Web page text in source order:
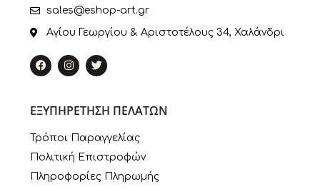
sales@eshop-art.gr
Αγίου Γεωργίου & Αριστοτέλους 34, Χαλάνδρι
ΕΞΥΠΗΡΕΤΗΣΗ ΠΕΛΑΤΩΝ
Τρόποι Παραγγελίας
Πολιτική Επιστροφών
Πληροφορίες Πληρωμής